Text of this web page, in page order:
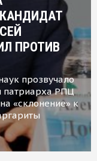
ПРОТИВ
прозвучало
патриарха РПЦ
«склонение» к